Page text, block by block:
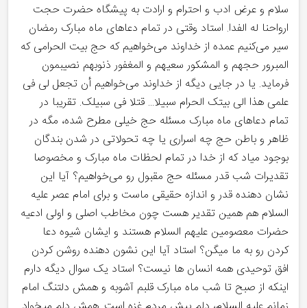
سلام و عرض ادب و احترام و ارادت به پیشگاه حضرت حجت
ارواحنا له الفدا. استاد وقتی در تمام دعاهای ماه مبارک رمضان
سیر می‌کنیم عمده از خداوند می‌خواهیم که حج بیت الحرامی که
المبرور حجهم و المشکور سعیهم و المغفور ذنوبهم نصیبمون
فرماید. یا در جایی دیگه از خداوند می‌خواهیم أن تجعل لی فی
علمی هذا الی بیتک الحرام سبیلا... قتلا فی سبیلک. تقریبا در
تمام دعاهای ماه مبارک مسئله حج خیلی مطرح شده، مگه در
ظاهر و باطن حج چه اسراری یا چه تحولاتی در شدن بندگان
بوجود میاد که از خدا در تمام لحظات ماه مبارک و مخصوصا
تقدیرات شب قدر مسئله حج مقبول رو می‌خواهیم؟ آیا این
نشان دهنده قدر و اندازه حقیقی ماست و برای امام عصر علیه
السلام هم همین تقدیر هست چون مخاطب اصلی و اولی ادعیه
حضرات معصومین علیهم السلام هستند و ایشان شیوه دعا
کردن رو به ما میگن؟ استاد آیا این نشون دهنده روشن کردن
افق توحیدی همه انسان ها نیست؟ استاد یک سوال دیگه دارم
اینکه از صبح تا شب ماه مبارک قلبم آشوبه و همش دلتنگ امام